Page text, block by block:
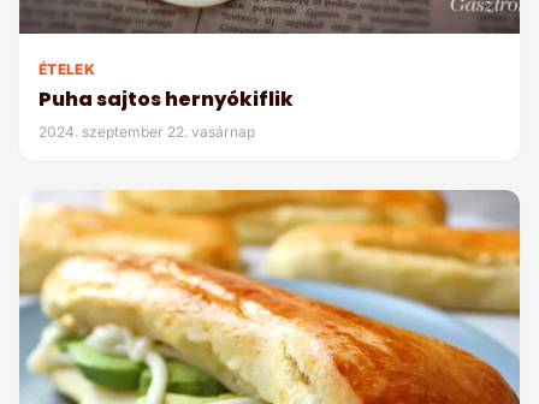
ÉTELEK
Puha sajtos hernyókiflik
2024. szeptember 22. vasárnap